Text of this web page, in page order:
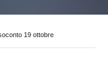
19 ottobre